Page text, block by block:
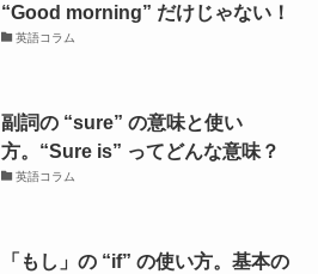
“Good morning” だけじゃない！
英語コラム
副詞の “sure” の意味と使い
方。“Sure is” ってどんな意味？
英語コラム
「もし」の “if” の使い方。基本の